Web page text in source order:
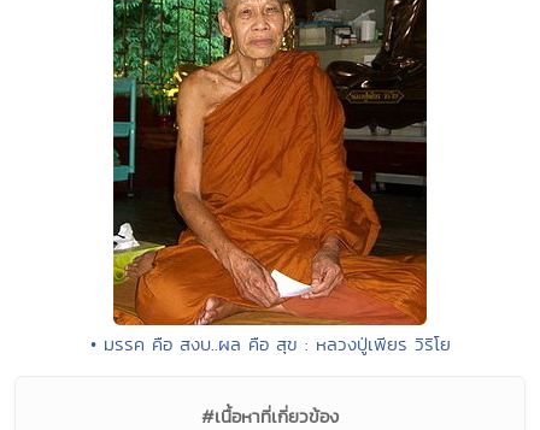
• มรรค คือ สงบ..ผล คือ สุข : หลวงปู่เพียร วิริโย
#เนื้อหาที่เกี่ยวข้อง